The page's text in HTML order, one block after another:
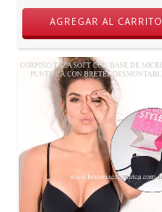
AGREGAR AL CARRITO